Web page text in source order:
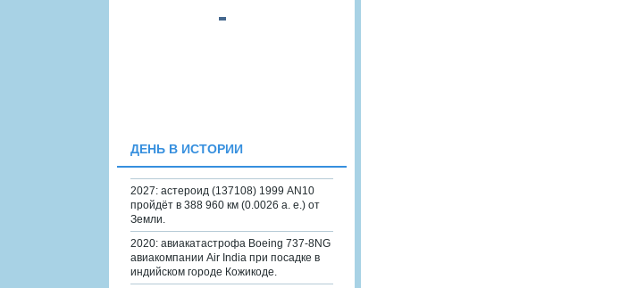
ДЕНЬ В ИСТОРИИ
2027: астероид (137108) 1999 AN10
пройдёт в 388 960 км (0.0026 а. е.) от
Земли.
2020: авиакатастрофа Boeing 737-8NG
авиакомпании Air India при посадке в
индийском городе Кожикоде.